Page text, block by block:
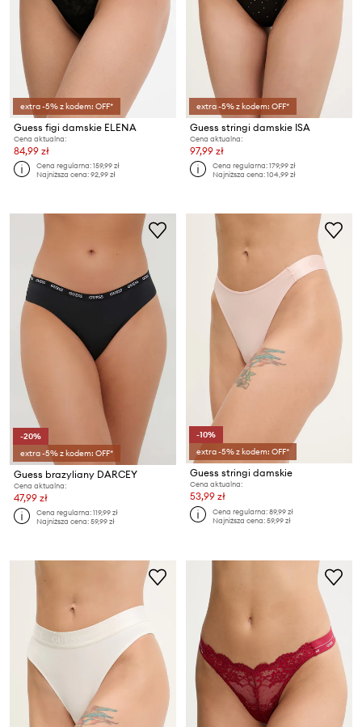
extra -5% z kodem: OFF*
Guess figi damskie ELENA
Cena aktualna:
84,99 zł
Cena regularna:159,99 zł
Najniższa cena:92,99 zł
extra -5% z kodem: OFF*
Guess stringi damskie ISA
Cena aktualna:
97,99 zł
Cena regularna:179,99 zł
Najniższa cena:104,99 zł
-20%
extra -5% z kodem: OFF*
Guess brazyliany DARCEY
Cena aktualna:
47,99 zł
Cena regularna:119,99 zł
Najniższa cena:59,99 zł
-10%
extra -5% z kodem: OFF*
Guess stringi damskie
Cena aktualna:
53,99 zł
Cena regularna:89,99 zł
Najniższa cena:59,99 zł